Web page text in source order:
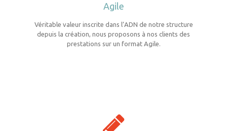
Agile
Véritable valeur inscrite dans l’ADN de notre structure
depuis la création, nous proposons à nos clients des
prestations sur un format Agile.